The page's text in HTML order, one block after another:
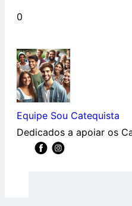
0
Equipe Sou Catequista
Dedicados a apoiar os